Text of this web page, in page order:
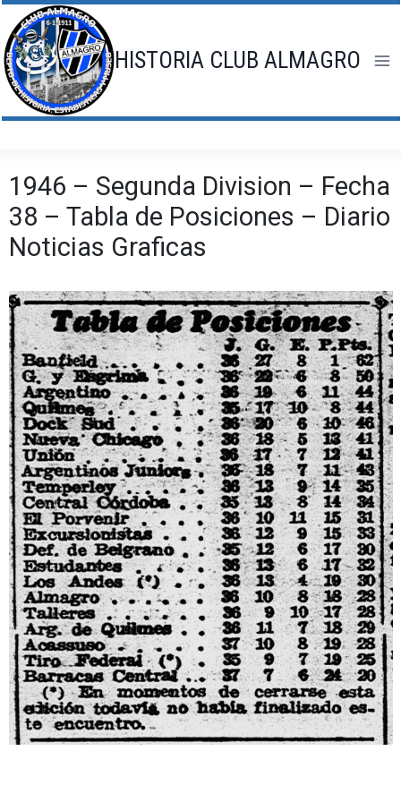
Saltar
al
contenido
HISTORIA CLUB ALMAGRO
1946 – Segunda Division – Fecha
38 – Tabla de Posiciones – Diario
Noticias Graficas